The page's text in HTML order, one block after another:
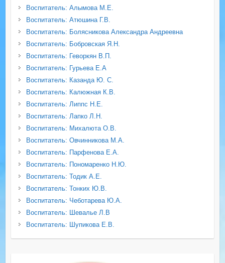
Воспитатель: Алымова М.Е.
Воспитатель: Атюшина Г.В.
Воспитатель: Болясникова Александра Андреевна
Воспитатель: Бобровская Я.Н.
Воспитатель: Геворкян В.П.
Воспитатель: Гурьева Е.А
Воспитатель: Казанда Ю. С.
Воспитатель: Калюжная К.В.
Воспитатель: Липпс Н.Е.
Воспитатель: Лапко Л.Н.
Воспитатель: Михалюта О.В.
Воспитатель: Овчинникова М.А.
Воспитатель: Парфенова Е.А.
Воспитатель: Пономаренко Н.Ю.
Воспитатель: Тодик А.Е.
Воспитатель: Тонких Ю.В.
Воспитатель: Чеботарева Ю.А.
Воспитатель: Шевалье Л.В
Воспитатель: Шупикова Е.В.